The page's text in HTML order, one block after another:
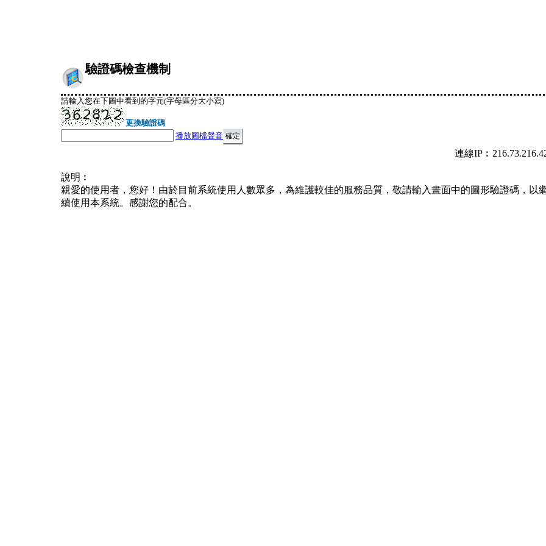
驗證碼檢查機制
請輸入您在下圖中看到的字元(字母區分大小寫)
更換驗證碼
播放圖檔聲音
連線
說明︰
親愛的使用者，您好！由於目前系統使用人數眾多，為維護較佳的服務品質，敬請輸入畫面中的圖形驗證碼，以
續使用本系統。感謝您的配合。